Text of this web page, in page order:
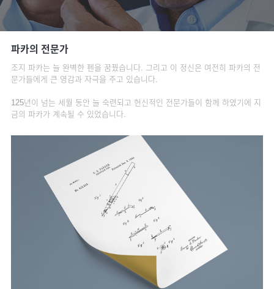
파카의 전문가
조지 파카는 늘 완벽한 펜을 꿈꿨습니다. 그리고 이 정신은 여전히 파카의 전
문가들에게 큰 영감과 자극을 주고 있습니다.
125년이 넘는 세월 동안 늘 숙련되고 헌신적인 전문가들이 함께 하였기에 지
금의 파카가 계속될 수 있었습니다.